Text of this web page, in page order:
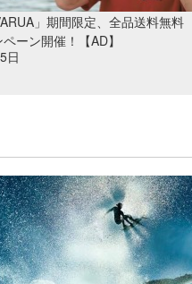
」期間限定、全品送料無料
ーン開催！【AD】
日